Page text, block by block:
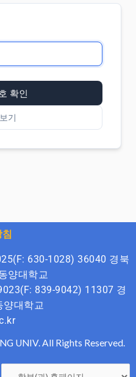
기
확인
630-1028) 36040 경북
양대학교
839-9042) 11307 경
양대학교
UNIV. All Rights Reserved.